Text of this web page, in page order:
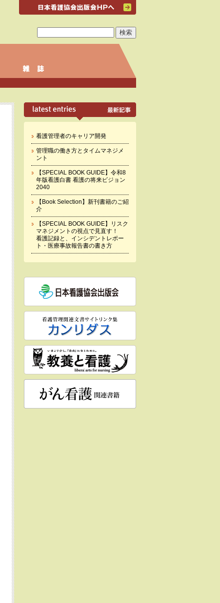
看護管理者のキャリア開発
管理職の働き方とタイムマネジメ
ント
【SPECIAL BOOK GUIDE】令和8
年版看護白書 看護の将来ビジョン
2040
【Book Selection】新刊書籍のご紹
介
【SPECIAL BOOK GUIDE】リスク
マネジメントの視点で見直す！
看護記録と、インシデントレポー
ト・医療事故報告書の書き方